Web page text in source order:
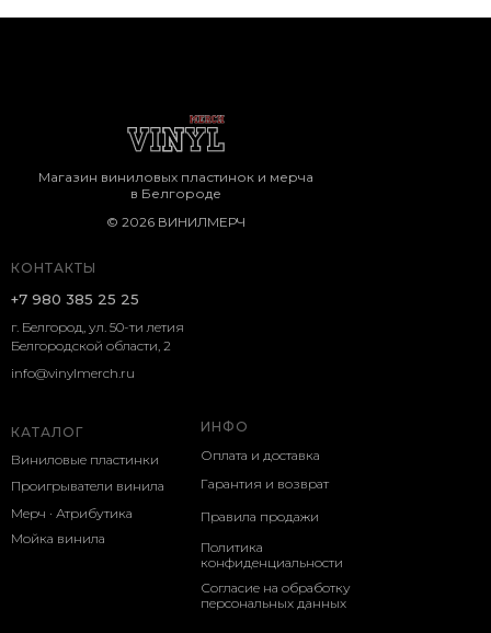
КОНТАКТЫ
г. Белгород, ул. 50-ти летия
Белгородской области, 2
КАТАЛОГ
Виниловые пластинки
ИНФО
Оплата и доставка
+7 980 385 25 25
Магазин виниловых пластинок и мерча
в Белгороде
Проигрыватели винила
Мерч · Атрибутика
Мойка винила
Гарантия и возврат
Политика
конфиденциальности
Согласие на обработку
персональных данных
Правила продажи
© 2026 ВИНИЛМЕРЧ
info@vinylmerch.ru